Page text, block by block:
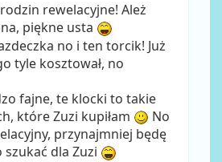
rewelacyjne! Ależ
piękne usta
no i ten torcik! Już
tyle kosztował, no
fajne, te klocki to takie
które Zuzi kupiłam
No
przynajmniej będę
szukać dla Zuzi